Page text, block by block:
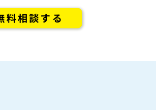
料相談する